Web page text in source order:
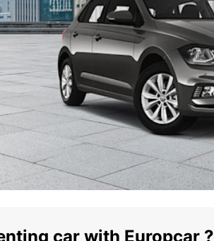
car with Europcar ?